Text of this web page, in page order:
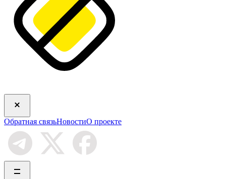
Обратная связьНовостиО проекте